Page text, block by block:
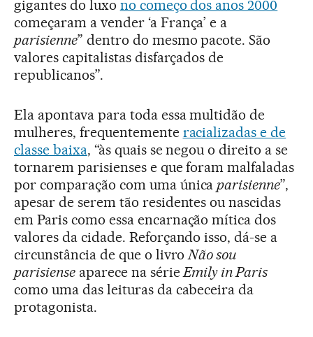
gigantes do luxo no começo dos anos 2000
começaram a vender ‘a França’ e a
parisienne” dentro do mesmo pacote. São
valores capitalistas disfarçados de
republicanos”.
Ela apontava para toda essa multidão de
mulheres, frequentemente racializadas e de
classe baixa, “às quais se negou o direito a se
tornarem parisienses e que foram malfaladas
por comparação com uma única parisienne”,
apesar de serem tão residentes ou nascidas
em Paris como essa encarnação mítica dos
valores da cidade. Reforçando isso, dá-se a
circunstância de que o livroNão sou
parisienseaparece na série Emily in Paris
como uma das leituras da cabeceira da
protagonista.